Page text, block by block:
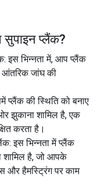
प्लैंक?
इस भिन्नता में, आप प्लैंक
आंतरिक जांघ की
की स्थिति को बनाए
झुकाना शामिल है, एक
करता है।
इस भिन्नता में प्लैंक
शामिल है, जो आपके
हैमस्ट्रिंग पर काम